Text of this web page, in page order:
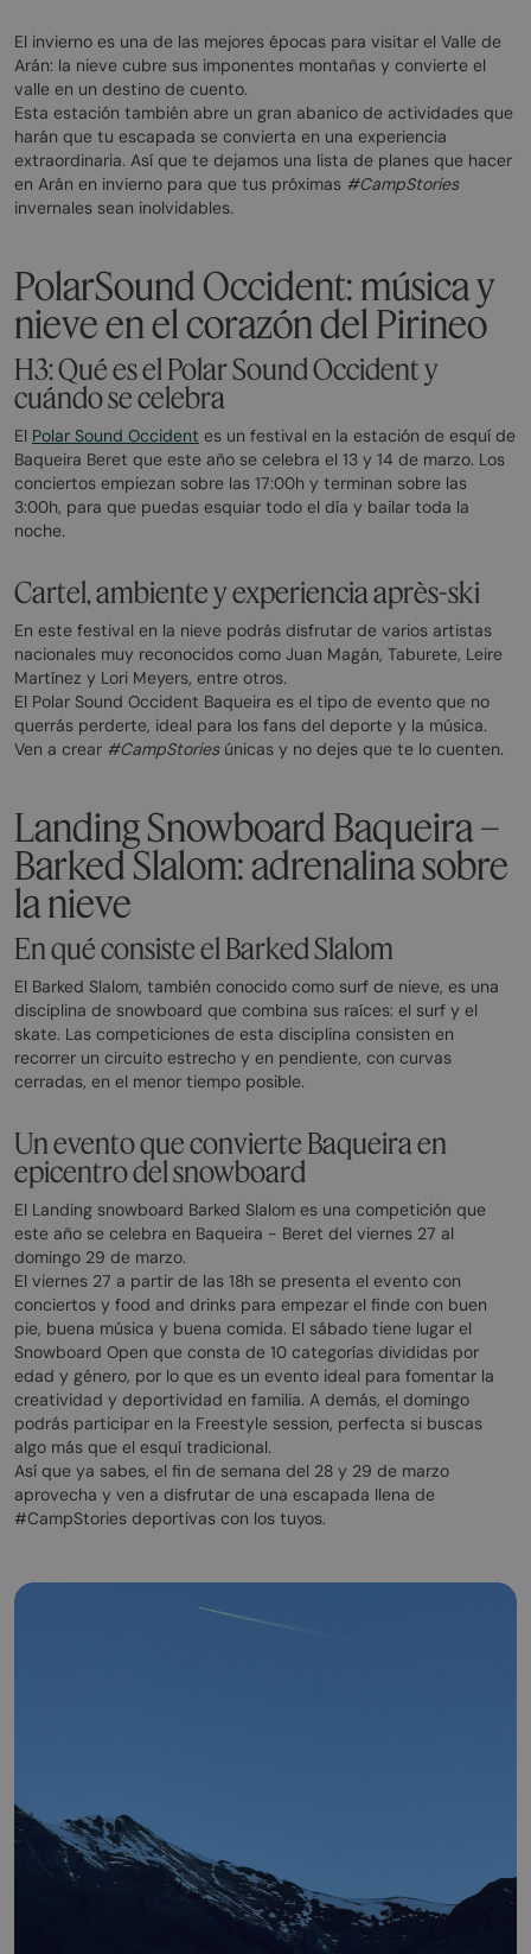
El invierno es una de las mejores épocas para visitar el Valle de
Arán: la nieve cubre sus imponentes montañas y convierte el
valle en un destino de cuento.
Esta estación también abre un gran abanico de actividades que
harán que tu escapada se convierta en una experiencia
extraordinaria. Así que te dejamos una lista de planes que hacer
en Arán en invierno para que tus próximas #CampStories
invernales sean inolvidables.
PolarSound Occident: música y
nieve en el corazón del Pirineo
H3: Qué es el Polar Sound Occident y
cuándo se celebra
El Polar Sound Occident es un festival en la estación de esquí de
Baqueira Beret que este año se celebra el 13 y 14 de marzo. Los
conciertos empiezan sobre las 17:00h y terminan sobre las
3:00h, para que puedas esquiar todo el día y bailar toda la
noche.
Cartel, ambiente y experiencia après-ski
En este festival en la nieve podrás disfrutar de varios artistas
nacionales muy reconocidos como Juan Magán, Taburete, Leire
Martínez y Lori Meyers, entre otros.
El Polar Sound Occident Baqueira es el tipo de evento que no
querrás perderte, ideal para los fans del deporte y la música.
Ven a crear #CampStoriesúnicas y no dejes que te lo cuenten.
Landing Snowboard Baqueira –
Barked Slalom: adrenalina sobre
la nieve
En qué consiste el Barked Slalom
El Barked Slalom, también conocido como surf de nieve, es una
disciplina de snowboard que combina sus raíces: el surf y el
skate. Las competiciones de esta disciplina consisten en
recorrer un circuito estrecho y en pendiente, con curvas
cerradas, en el menor tiempo posible.
Un evento que convierte Baqueira en
epicentro del snowboard
El Landing snowboard Barked Slalom es una competición que
este año se celebra en Baqueira - Beret del viernes 27 al
domingo 29 de marzo.
El viernes 27 a partir de las 18h se presenta el evento con
conciertos y food and drinks para empezar el finde con buen
pie, buena música y buena comida. El sábado tiene lugar el
Snowboard Open que consta de 10 categorías divididas por
edad y género, por lo que es un evento ideal para fomentar la
creatividad y deportividad en familia. A demás, el domingo
podrás participar en la Freestyle session, perfecta si buscas
algo más que el esquí tradicional.
Así que ya sabes, el fin de semana del 28 y 29 de marzo
aprovecha y ven a disfrutar de una escapada llena de
#CampStories deportivas con los tuyos.